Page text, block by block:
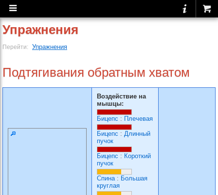
Упражнения
Перейти: Упражнения
Подтягивания обратным хватом
Воздействие на
мышцы:
Бицепс : Плечевая
Бицепс : Длинный
пучок
Бицепс : Короткий
пучок
Спина: Большая
круглая